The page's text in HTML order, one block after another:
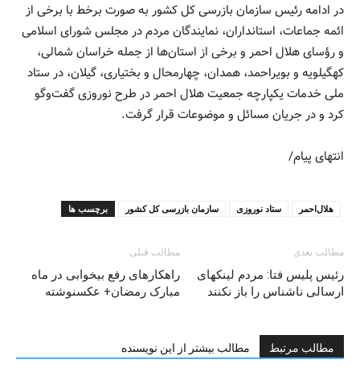
در ادامه رئیس سازمان بازرسی کل کشور به صورت برخط با برخی از
ائمه جماعات، استانداران، نمایندگان مردم در مجلس شورای اسلامی
و رؤسای هلال احمر و برخی از استان‌ها از جمله خراسان شمالی،
کهگیلویه و بویراحمد، همدان، چهارمحال و بختیاری، گیلان، در ستاد
ملی خدمات یکپارچه جمعیت هلال احمر در طرح نوروزی گفت‌وگو
کرد و در جریان مسائل و موضوعات قرار گرفت.
انتهای پیام/
برچسب ها سازمان بازرسی کل کشور ستاد نوروزی هلال‌احمر
مطالب قبلی
راهکارهای رفع بیخوابی در ماه
مبارک رمضان+ عکسنوشته
مطالب بعدی
رئیس پلیس فتا: مردم لینکهای
ارسالی ناشناس را باز نکنند
مطالب مرتبط مطالب بیشتر از این نویسنده